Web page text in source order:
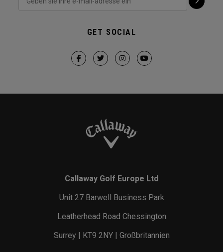
GET SOCIAL
Callaway Golf Europe Ltd
Unit 27 Barwell Business Park
Leatherhead Road Chessington
Surrey | KT9 2NY | Großbritannien